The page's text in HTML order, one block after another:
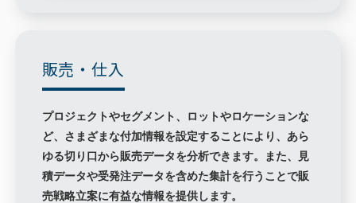
販売・仕入
プロジェクトやセグメント、ロットやロケーションな
ど、さまざまな付加情報を設定することにより、あら
ゆる切り口から販売データを分析できます。また、見
積データや受発注データを含めた集計を行うことで販
売戦略立案に有益な情報を提供します。